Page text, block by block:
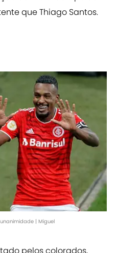
que Thiago Santos.
| Miguel